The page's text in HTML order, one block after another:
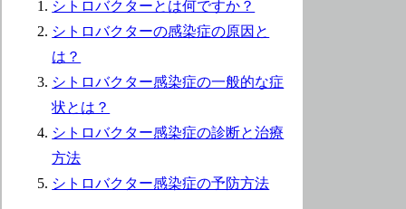
シトロバクターとは何ですか？
シトロバクターの感染症の原因と
は？
シトロバクター感染症の一般的な症
状とは？
シトロバクター感染症の診断と治療
方法
シトロバクター感染症の予防方法